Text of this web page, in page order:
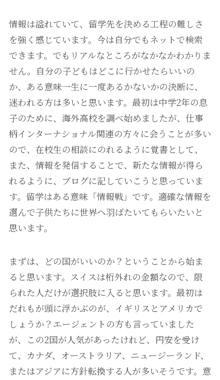
情報は溢れていて、留学先を決める工程の難しさ
を強く感じています。今は自分でもネットで検索
できます。でもリアルなところがなかなかわかりま
せん。自分の子どもはどこに行かせたらいいの
か、ある意味一生に一度あるかないかの決断に、
迷われる方は多いと思います。最初は中学2年の息
子のために、海外高校を調べ始めましたが、仕事
柄インターナショナル関連の方々に会うことが多い
ので、在校生の相談にのれるように覚書として、
また、情報を発信することで、新たな情報が得ら
れるように、ブログに記していこうと思っていま
す。留学はある意味「情報戦」です。適確な情報を
選んで子供たちに世界へ羽ばたいてもらいたいと
思います。
まずは、どの国がいいのか？ということから始ま
ると思います。スイスは桁外れの金額なので、限
られた人だけが選択肢に入ると思います。最初は
だれもが頭に浮かぶのが、イギリスとアメリカで
しょうか？エージェントの方も言っていました
が、この2国が人気があったけれど、円安を受け
て、カナダ、オーストラリア、ニュージーランド、
またはアジアに方針転換する人が多いそうです。意